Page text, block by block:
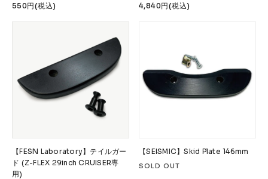
550円(税込)
4,840円(税込)
【FESN Laboratory】テイルガー
ド (Z-FLEX 29inch CRUISER専
用)
【SEISMIC】Skid Plate 146mm
SOLD OUT